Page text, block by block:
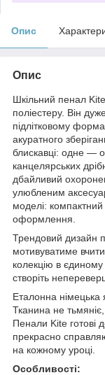
Опис
Опис
Шкільний пенал
поліестеру. Він
підлітковому
акуратного
блискавці: одне —
канцелярських
дбайливий
улюбленим
моделі: компактний
оформлення.
Трендовий дизайн
мотивуватиме
колекцію в
створіть
Еталонна німецька
Тканина не
Пенали Kite готові
прекрасно
на кожному уроці.
Особливості: